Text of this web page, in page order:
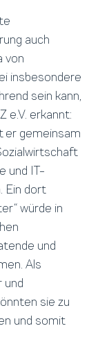
auch
von
insbesondere
sein kann,
e.V. erkannt:
er gemeinsam
und IT-
Ein dort
würde in
und
Als
und
sie zu
und somit